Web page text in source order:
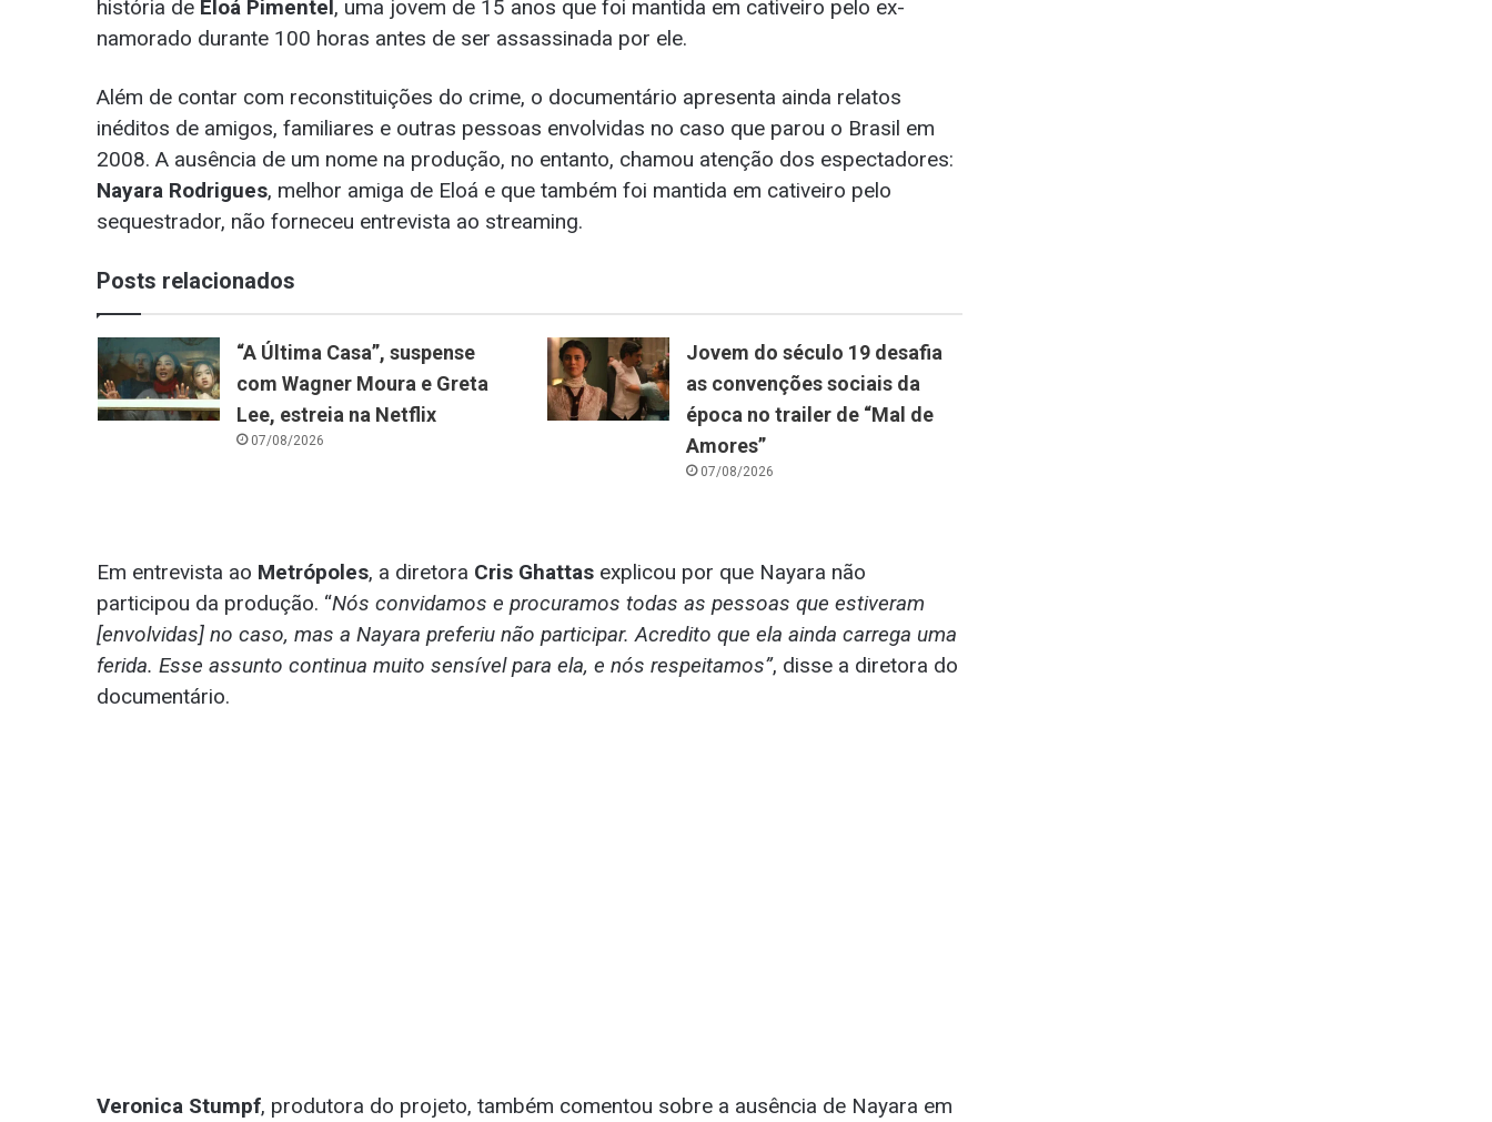
história de Eloá Pimentel, uma jovem de 15 anos que foi mantida em cativeiro pelo ex-
namorado durante 100 horas antes de ser assassinada por ele.
Além de contar com reconstituições do crime, o documentário apresenta ainda relatos
inéditos de amigos, familiares e outras pessoas envolvidas no caso que parou o Brasil em
2008. A ausência de um nome na produção, no entanto, chamou atenção dos espectadores:
Nayara Rodrigues, melhor amiga de Eloá e que também foi mantida em cativeiro pelo
sequestrador, não forneceu entrevista ao streaming.
Posts relacionados
“A Última Casa”, suspense
com Wagner Moura e Greta
Lee, estreia na Netflix
07/08/2026
Jovem do século 19 desafia
as convenções sociais da
época no trailer de “Mal de
Amores”
07/08/2026
Em entrevista ao Metrópoles, a diretora Cris Ghattas explicou por que Nayara não
participou da produção. “Nós convidamos e procuramos todas as pessoas que estiveram
[envolvidas] no caso, mas a Nayara preferiu não participar. Acredito que ela ainda carrega uma
ferida. Esse assunto continua muito sensível para ela, e nós respeitamos”, disse a diretora do
documentário.
Veronica Stumpf, produtora do projeto, também comentou sobre a ausência de Nayara em